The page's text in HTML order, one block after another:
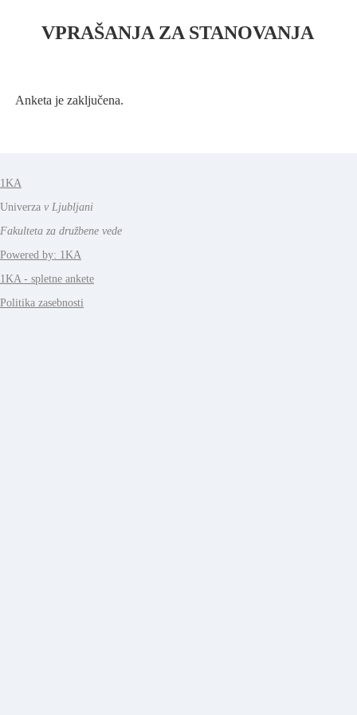
VPRAŠANJA ZA STANOVANJA
Anketa je zaključena.
1KA
Univerza v Ljubljani
Fakulteta za družbene vede
Powered by: 1KA
1KA - spletne ankete
Politika zasebnosti